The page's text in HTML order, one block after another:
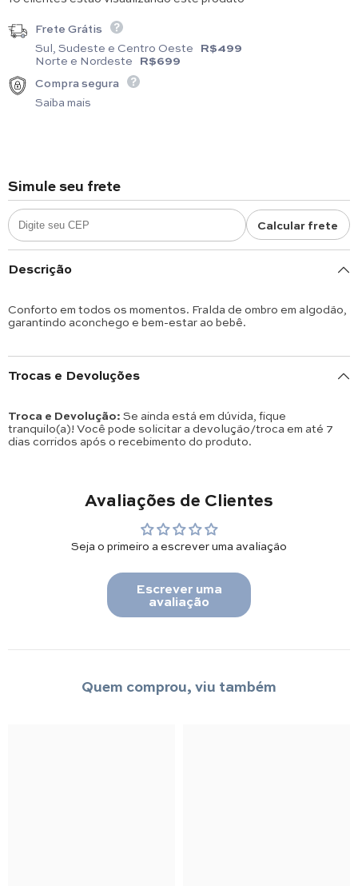
Frete Grátis
Sul, Sudeste e Centro Oeste R$499
Norte e Nordeste R$699
Compra segura
Saiba mais
Simule seu frete
Calcular frete
Descrição
Conforto em todos os momentos. Fralda de ombro em algodão,
garantindo aconchego e bem-estar ao bebê.
Trocas e Devoluções
Troca e Devolução: Se ainda está em dúvida, fique
tranquilo(a)! Você pode solicitar a devolução/troca em até 7
dias corridos após o recebimento do produto.
Avaliações de Clientes
Seja o primeiro a escrever uma avaliação
Escrever uma
avaliação
Quem comprou, viu também